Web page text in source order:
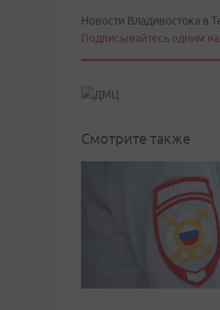
Новости Владивостока в
Подписывайтесь одним
Смотрите также